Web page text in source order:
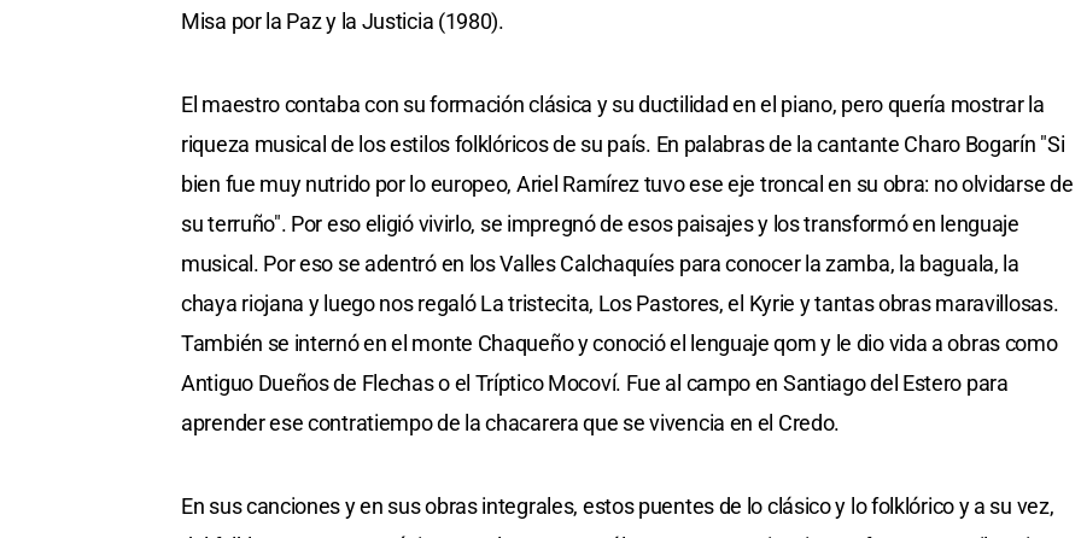
Misa por la Paz y la Justicia (1980).
El maestro contaba con su formación clásica y su ductilidad en el piano, pero quería mostrar la
riqueza musical de los estilos folklóricos de su país. En palabras de la cantante Charo Bogarín "Si
bien fue muy nutrido por lo europeo, Ariel Ramírez tuvo ese eje troncal en su obra: no olvidarse de
su terruño". Por eso eligió vivirlo, se impregnó de esos paisajes y los transformó en lenguaje
musical. Por eso se adentró en los Valles Calchaquíes para conocer la zamba, la baguala, la
chaya riojana y luego nos regaló La tristecita, Los Pastores, el Kyrie y tantas obras maravillosas.
También se internó en el monte Chaqueño y conoció el lenguaje qom y le dio vida a obras como
Antiguo Dueños de Flechas o el Tríptico Mocoví. Fue al campo en Santiago del Estero para
aprender ese contratiempo de la chacarera que se vivencia en el Credo.
En sus canciones y en sus obras integrales, estos puentes de lo clásico y lo folklórico y a su vez,